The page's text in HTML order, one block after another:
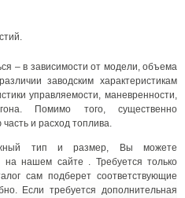
– в зависимости от модели, объема
заводским характеристикам
управляемости, маневренности,
Помимо того, существенно
часть и расход топлива.
тип и размер, Вы можете
на нашем сайте . Требуется только
сам подберет соответствующие
Если требуется дополнительная